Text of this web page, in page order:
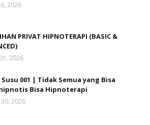
2026
PRIVAT HIPNOTERAPI (BASIC &
2026
001 | Tidak Semua yang Bisa
Bisa Hipnoterapi
2026